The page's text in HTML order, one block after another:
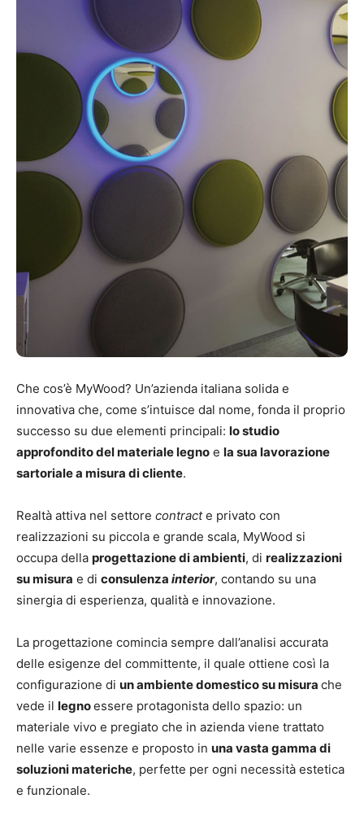
Che cos’è MyWood? Un’azienda italiana solida e
innovativa che, come s’intuisce dal nome, fonda il proprio
successo su due elementi principali: lo studio
approfondito del materiale legno e la sua lavorazione
sartoriale a misura di cliente.
Realtà attiva nel settore contracte privato con
realizzazioni su piccola e grande scala, MyWood si
occupa della progettazione di ambienti, di realizzazioni
su misura e di consulenza interior, contando su una
sinergia di esperienza, qualità e innovazione.
La progettazione comincia sempre dall’analisi accurata
delle esigenze del committente, il quale ottiene così la
configurazione di un ambiente domestico su misura che
vede il legnoessere protagonista dello spazio: un
materiale vivo e pregiato che in azienda viene trattato
nelle varie essenze e proposto in una vasta gamma di
soluzioni materiche, perfette per ogni necessità estetica
e funzionale.